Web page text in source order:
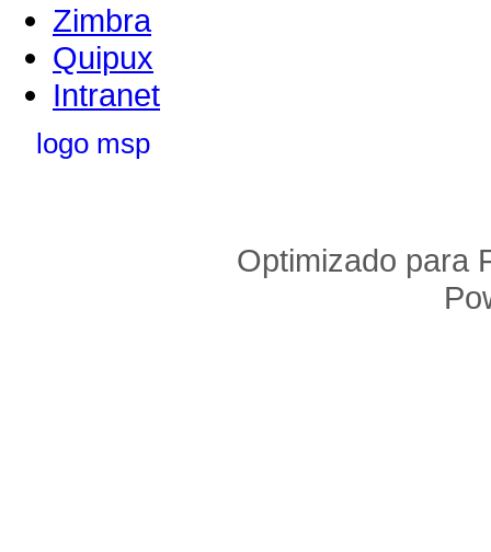
Zimbra
Quipux
Intranet
Optimizado para